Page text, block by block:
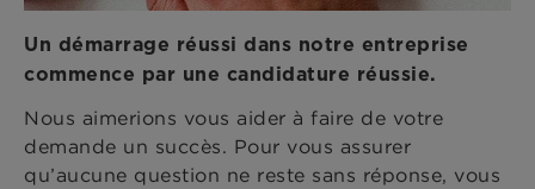
Un démarrage réussi dans notre entreprise
commence par une candidature réussie.
Nous aimerions vous aider à faire de votre
demande un succès. Pour vous assurer
qu’aucune question ne reste sans réponse, vous